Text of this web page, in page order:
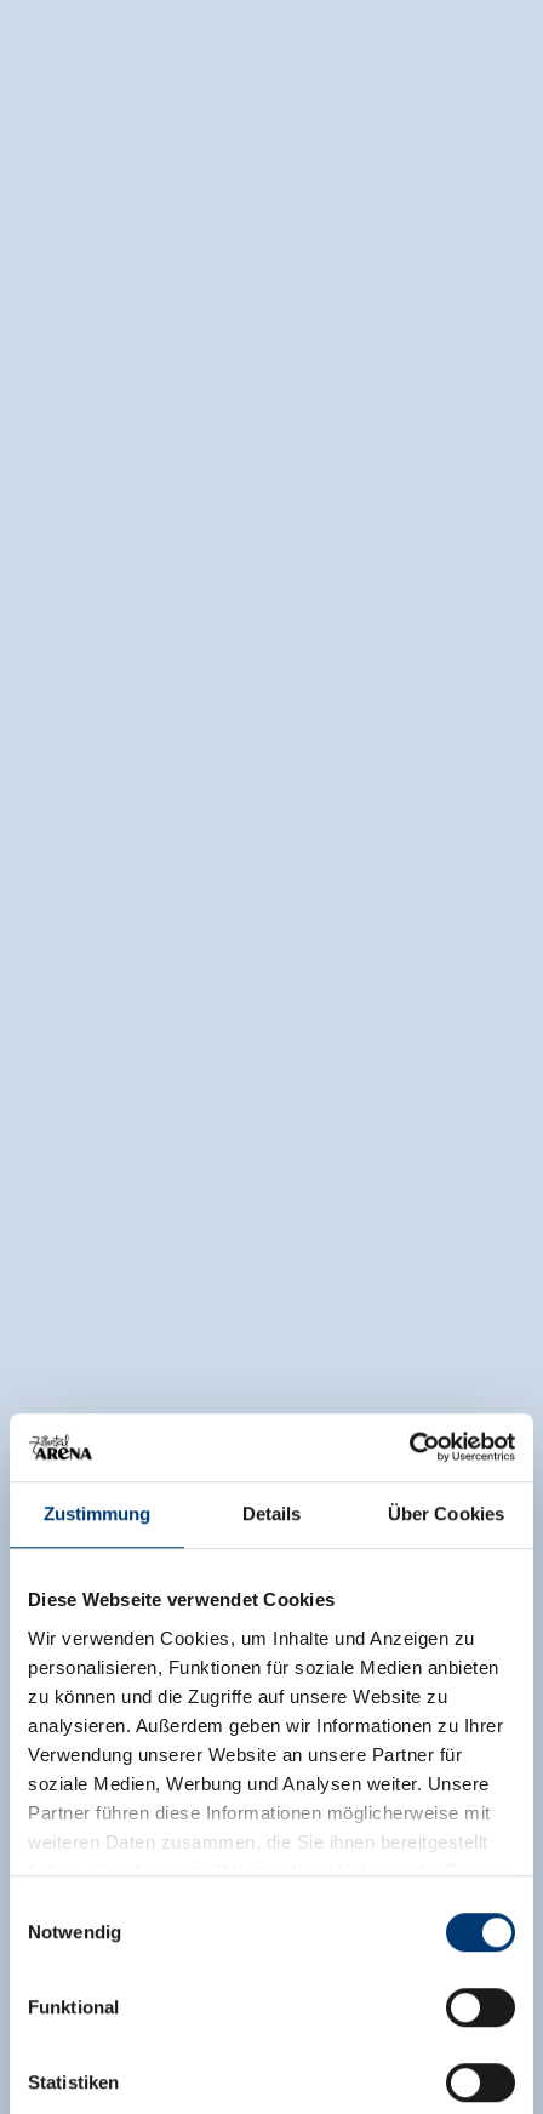
Zustimmung Details Über Cookies
Diese Webseite verwendet Cookies
Wir verwenden Cookies, um Inhalte und Anzeigen zu
personalisieren, Funktionen für soziale Medien anbieten
zu können und die Zugriffe auf unsere Website zu
analysieren. Außerdem geben wir Informationen zu Ihrer
Verwendung unserer Website an unsere Partner für
soziale Medien, Werbung und Analysen weiter. Unsere
Partner führen diese Informationen möglicherweise mit
weiteren Daten zusammen, die Sie ihnen bereitgestellt
haben oder die sie im Rahmen Ihrer Nutzung der Dienste
Rohr 23// A-6280 Zell am Ziller
www.zillertalarena.com
Notwendig
Funktional
Statistiken